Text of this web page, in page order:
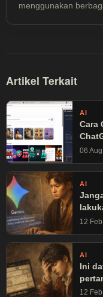
menggunakan
Artikel Terkait
AI
Cara
06
AI
12
AI
Ini
12